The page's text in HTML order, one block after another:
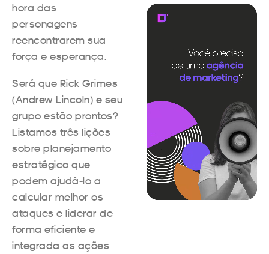
hora das
personagens
reencontrarem sua
força e esperança.
Será que Rick Grimes
(Andrew Lincoln) e seu
grupo estão prontos?
Listamos três lições
sobre planejamento
estratégico que
podem ajudá-lo a
calcular melhor os
ataques e liderar de
forma eficiente e
integrada as ações